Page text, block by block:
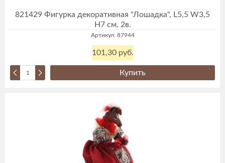
821429 Фигурка декоративная "Лошадка", L5,5 W3,5
H7 см, 2в.
Артикул: 87944
101,30 руб.
Купить